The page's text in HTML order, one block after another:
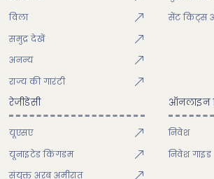
विला
समुद्र देखें
अनन्य
राज्य की गारंटी
सेंट किट्स
रेजीडेंसी
यूएसए
यूनाइटेड किंगडम
संयुक्त अरब अमीरात
ऑनलाइन
निवेश
निवेश गाइड